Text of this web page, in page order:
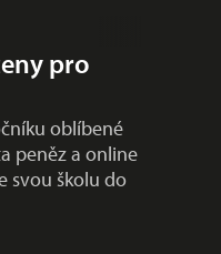
pro
oblíbené
peněz a online
svou školu do